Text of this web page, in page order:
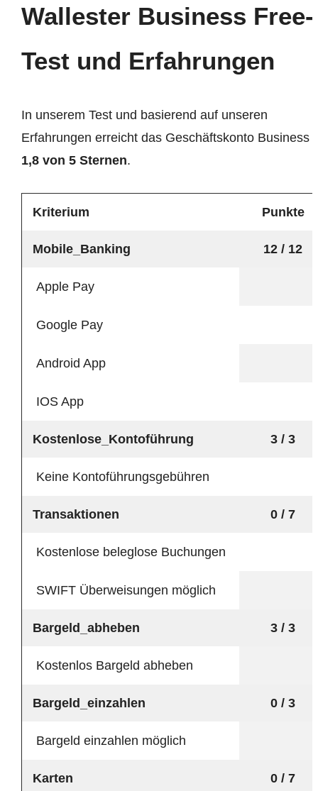
Wallester Business Free-
Test und Erfahrungen
In unserem Test und basierend auf unseren
Erfahrungen erreicht das Geschäftskonto Business
1,8 von 5 Sternen.
Kriterium Punkte
Mobile_Banking 12 / 12
Apple Pay
Google Pay
Android App
IOS App
Kostenlose_Kontoführung 3 / 3
Keine Kontoführungsgebühren
Transaktionen 0 / 7
Kostenlose beleglose Buchungen
SWIFT Überweisungen möglich
Bargeld_abheben 3 / 3
Kostenlos Bargeld abheben
Bargeld_einzahlen 0 / 3
Bargeld einzahlen möglich
Karten 0 / 7